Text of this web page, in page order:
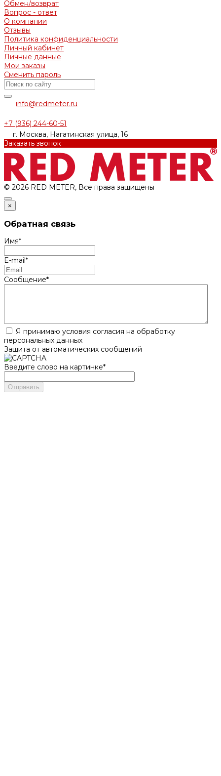
Обмен/возврат
Вопрос - ответ
О компании
Отзывы
Политика конфиденциальности
Личный кабинет
Личные данные
Мои заказы
Сменить пароль
info@redmeter.ru
+7 (936) 244-60-51
г. Москва, Нагатинская улица, 16
Заказать звонок
© 2026 RED METER, Все права защищены
×
Обратная связь
Имя*
E-mail*
Сообщение*
Я принимаю условия согласия на обработку
персональных данных
Защита от автоматических сообщений
Введите слово на картинке*